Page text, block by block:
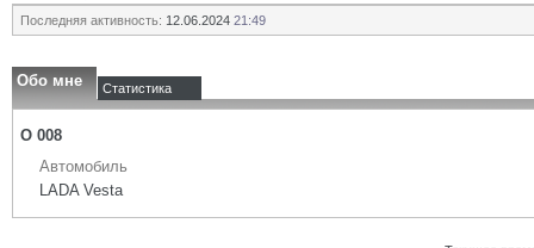
Последняя активность: 12.06.2024 21:49
Обо мне Статистика
О 008
Автомобиль
LADA Vesta